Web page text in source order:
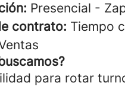
Presencial -
contrato: Tiempo
para rotar